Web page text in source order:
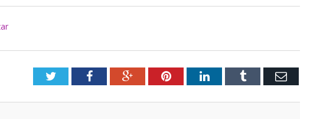
TwitterFacebookGoogle+PinterestLinkedInTumblr Email